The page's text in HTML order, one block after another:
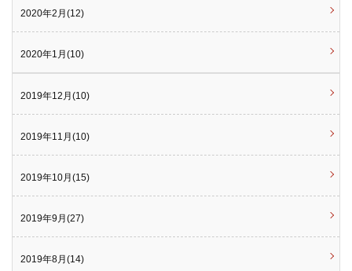
2020年2月(12)
2020年1月(10)
2019年12月(10)
2019年11月(10)
2019年10月(15)
2019年9月(27)
2019年8月(14)